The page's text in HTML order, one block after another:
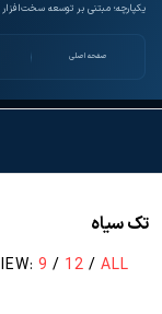
یکپارچه؛ مبتنی بر توسعه
صفحه اصلی
تک سیاه
9 / 12 / ALL